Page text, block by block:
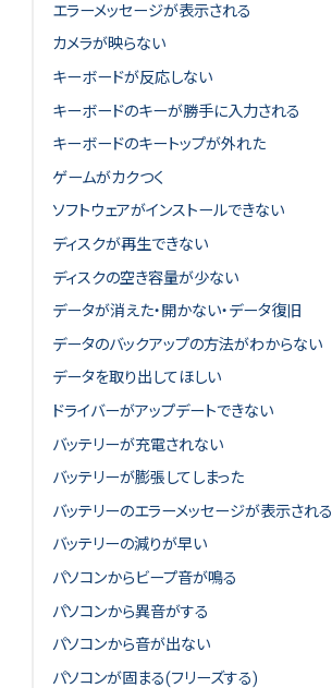
エラーメッセージが表示される
カメラが映らない
キーボードが反応しない
キーボードのキーが勝手に入力される
キーボードのキートップが外れた
ゲームがカクつく
ソフトウェアがインストールできない
ディスクが再生できない
ディスクの空き容量が少ない
データが消えた・開かない・データ復旧
データのバックアップの方法がわからない
データを取り出してほしい
ドライバーがアップデートできない
バッテリーが充電されない
バッテリーが膨張してしまった
バッテリーのエラーメッセージが表示される
バッテリーの減りが早い
パソコンからビープ音が鳴る
パソコンから異音がする
パソコンから音が出ない
パソコンが固まる(フリーズする)